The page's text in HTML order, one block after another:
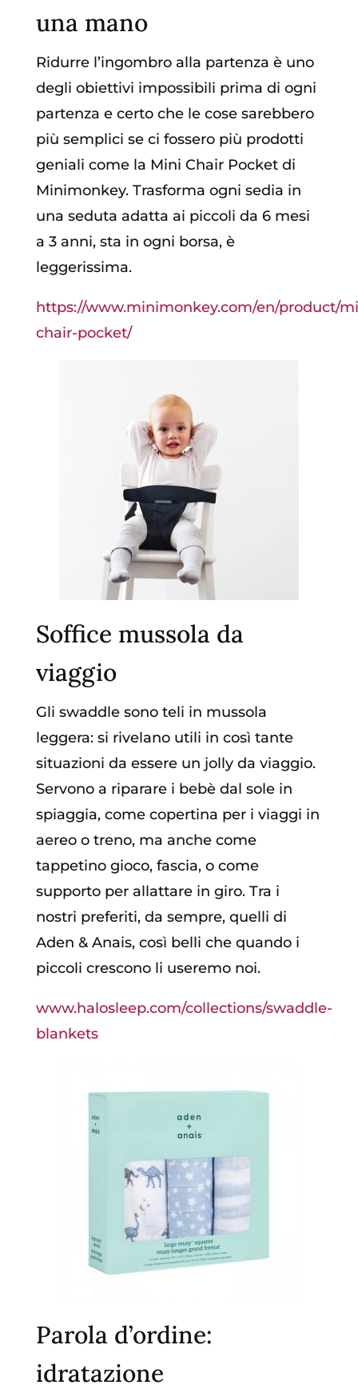
una mano
Ridurre l’ingombro alla partenza è uno
degli obiettivi impossibili prima di ogni
partenza e certo che le cose sarebbero
più semplici se ci fossero più prodotti
geniali come la Mini Chair Pocket di
Minimonkey. Trasforma ogni sedia in
una seduta adatta ai piccoli da 6 mesi
a 3 anni, sta in ogni borsa, è
leggerissima.
https://www.minimonkey.com/en/product/
chair-pocket/
Soffice mussola da
viaggio
Gli swaddle sono teli in mussola
leggera: si rivelano utili in così tante
situazioni da essere un jolly da viaggio.
Servono a riparare i bebè dal sole in
spiaggia, come copertina per i viaggi in
aereo o treno, ma anche come
tappetino gioco, fascia, o come
supporto per allattare in giro. Tra i
nostri preferiti, da sempre, quelli di
Aden & Anais, così belli che quando i
piccoli crescono li useremo noi.
www.halosleep.com/collections/swaddle-
blankets
Parola d’ordine:
idratazione